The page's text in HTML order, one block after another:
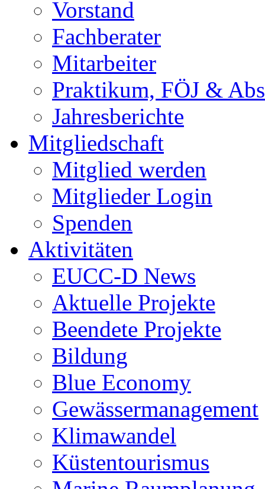
Vorstand
Fachberater
Mitarbeiter
Praktikum, FÖJ &
Jahresberichte
Mitgliedschaft
Mitglied werden
Mitglieder Login
Spenden
Aktivitäten
EUCC-D News
Aktuelle Projekte
Beendete Projekte
Bildung
Blue Economy
Gewässermanagement
Klimawandel
Küstentourismus